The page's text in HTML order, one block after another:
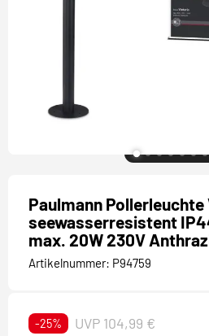
Paulmann
seewasserresistent
max. 20W 230V
Artikelnummer: P94759
-25% UVP 104,99 €